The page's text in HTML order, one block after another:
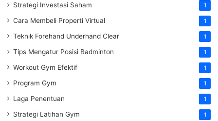
Strategi Investasi Saham 1
Cara Membeli Properti Virtual 1
Teknik Forehand Underhand Clear 1
Tips Mengatur Posisi Badminton 1
Workout Gym Efektif 1
Program Gym 1
Laga Penentuan 1
Strategi Latihan Gym 1